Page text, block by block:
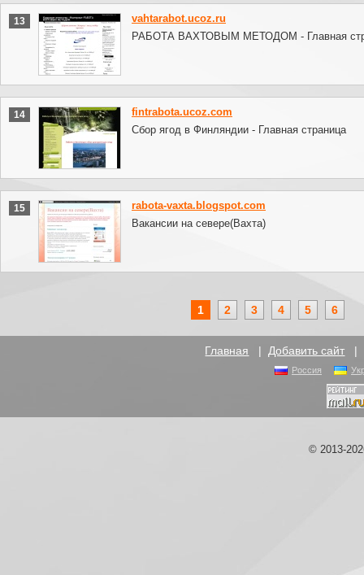
13
vahtarabot.ucoz.ru
РАБОТА ВАХТОВЫМ МЕТОДОМ - Главная
14
fintrabota.ucoz.com
Сбор ягод в Финляндии - Главная страница
15
rabota-vaxta.blogspot.com
Вакансии на севере(Вахта)
1 2 3 4 5 6
Главная | Добавить сайт |
Россия
© 2013-